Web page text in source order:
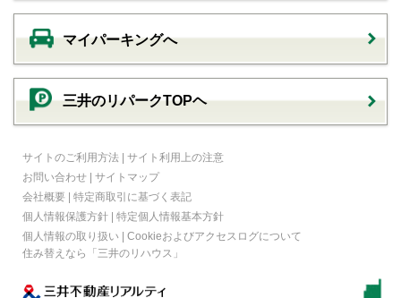
マイパーキングへ
三井のリパークTOPヘ
サイトのご利用方法 | サイト利用上の注意
お問い合わせ | サイトマップ
会社概要 | 特定商取引に基づく表記
個人情報保護方針 | 特定個人情報基本方針
個人情報の取り扱い | Cookieおよびアクセスログについて
住み替えなら
「三井のリハウス」